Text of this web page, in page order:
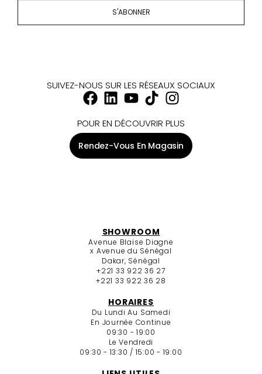
S'ABONNER
SUIVEZ-NOUS SUR LES RÉSEAUX SOCIAUX
POUR EN DÉCOUVRIR PLUS
Rendez-Vous En Magasin
SHOWROOM
Avenue Blaise Diagne
x Avenue du Sénégal
Dakar, Sénégal
+221 33 922 36 27
+221 33 922 36 28
HORAIRES
Du Lundi Au Samedi
En Journée Continue
09:30 - 19:00
Le Vendredi
09:30 - 13:30 / 15:00 - 19:00